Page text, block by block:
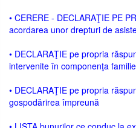
• CERERE - DECLARAŢIE PE
acordarea unor drepturi de
• DECLARAŢIE pe propria
intervenite în componenţa
• DECLARAŢIE pe propria
gospodărirea împreună